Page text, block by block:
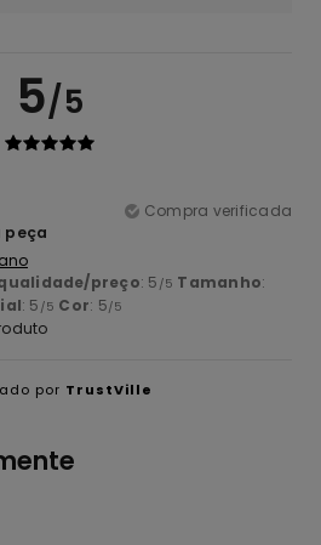
5/5
Compra verificada
peça
preço: 5 /5 Tamanho:
: 5 /5 Cor: 5/5
por TrustVille